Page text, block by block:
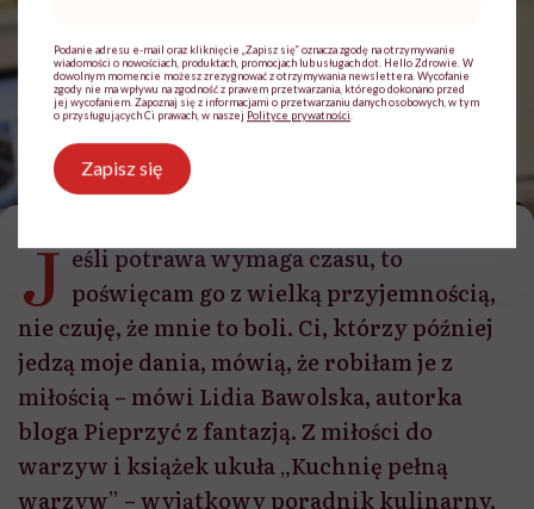
Lidia Bawolska podpowiada, jakie warzywa mieć w domu, żeby było smacznie i
zdrowo
J eśli potrawa wymaga czasu, to
poświęcam go z wielką przyjemnością,
nie czuję, że mnie to boli. Ci, którzy później
jedzą moje dania, mówią, że robiłam je z
miłością – mówi Lidia Bawolska, autorka
bloga Pieprzyć z fantazją. Z miłości do
warzyw i książek ukuła „Kuchnię pełną
warzyw” – wyjątkowy poradnik kulinarny,
Podanie adresu e-mail oraz kliknięcie „Zapisz się” oznacza zgodę na otrzymywanie
wiadomości o nowościach, produktach, promocjach lub usługach dot. Hello Zdrowie. W
dowolnym momencie możesz zrezygnować z otrzymywania newslettera. Wycofanie
zgody nie ma wpływu na zgodność z prawem przetwarzania, którego dokonano przed
jej wycofaniem. Zapoznaj się z informacjami o przetwarzaniu danych osobowych, w tym
o przysługujących Ci prawach, w naszej Polityce prywatności
Zapisz się